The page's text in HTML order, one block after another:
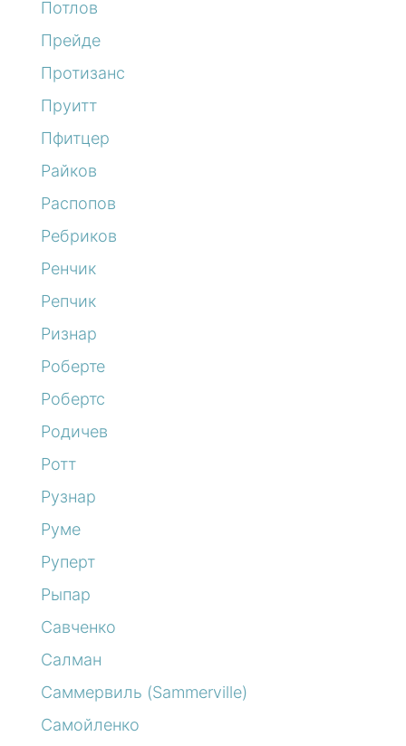
Потлов
Прейде
Протизанс
Пруитт
Пфитцер
Райков
Распопов
Ребриков
Ренчик
Репчик
Ризнар
Роберте
Робертс
Родичев
Ротт
Рузнар
Руме
Руперт
Рыпар
Савченко
Салман
Саммервиль (Sammerville)
Самойленко